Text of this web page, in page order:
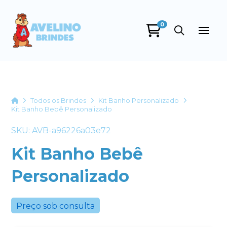
0
HomeTodos os Brindes
Kit Banho Personalizado
Kit Banho Bebê Personalizado
SKU: AVB-a96226a03e72
Kit Banho Bebê
Personalizado
Preço sob consulta
+55